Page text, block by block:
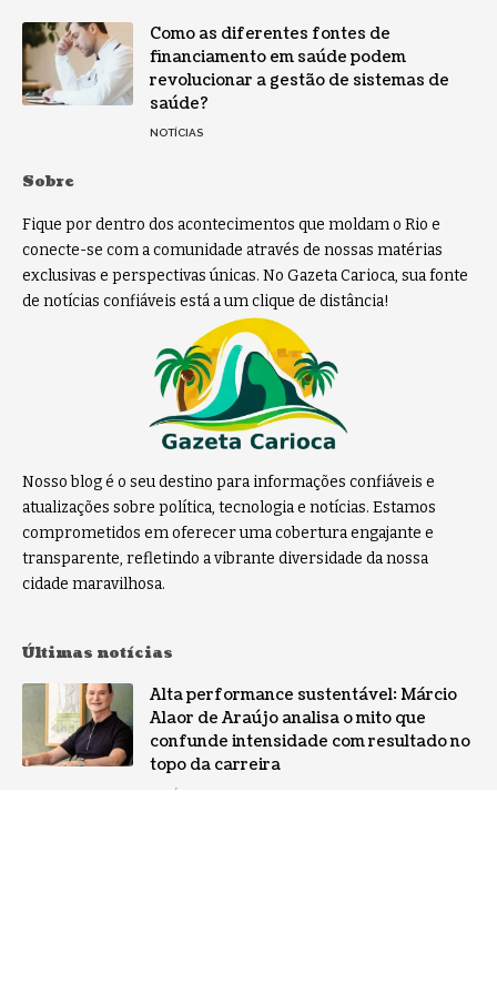
Como as diferentes fontes de
financiamento em saúde podem
revolucionar a gestão de sistemas de
saúde?
NOTÍCIAS
Sobre
Fique por dentro dos acontecimentos que moldam o Rio e
conecte-se com a comunidade através de nossas matérias
exclusivas e perspectivas únicas. No Gazeta Carioca, sua fonte
de notícias confiáveis está a um clique de distância!
Nosso blog é o seu destino para informações confiáveis e
atualizações sobre política, tecnologia e notícias. Estamos
comprometidos em oferecer uma cobertura engajante e
transparente, refletindo a vibrante diversidade da nossa
cidade maravilhosa.
Últimas notícias
Alta performance sustentável: Márcio
Alaor de Araújo analisa o mito que
confunde intensidade com resultado no
topo da carreira
NOTÍCIAS